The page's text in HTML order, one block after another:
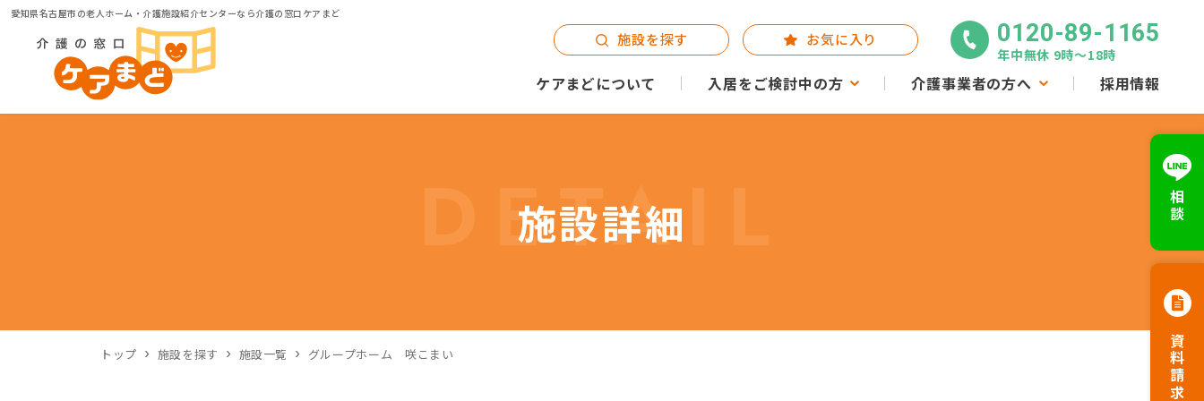
愛知県名古屋市の老人ホーム・介護施設紹介センターなら介護の窓口ケアまど
ケアまどについて 入居をご検討中の方 介護事業者の方へ 採用情報
施設を探す お気に入り 0120-89-1165
年中無休 9時〜18時
相談
資料請求
DETAIL
施設詳細
トップ 施設を探す 施設一覧 グループホーム 咲こまい